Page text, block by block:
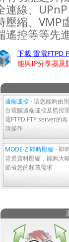
連線、
壓縮、VMP
遙控等等先
下載 雷電FTPD
能與IP分享器及
遠端遙控- 讓您能夠由別
台電腦遠端遙控及監控
電FTPD FTP server的各
項操作
MODE-Z 即時壓縮- 即
背景資料壓縮，能夠大
節省您的頻寬需求